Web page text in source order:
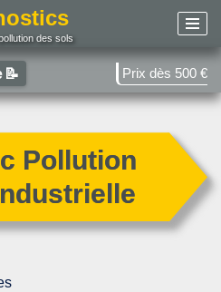
des sols
📝 Prix dès 500 €
Pollution